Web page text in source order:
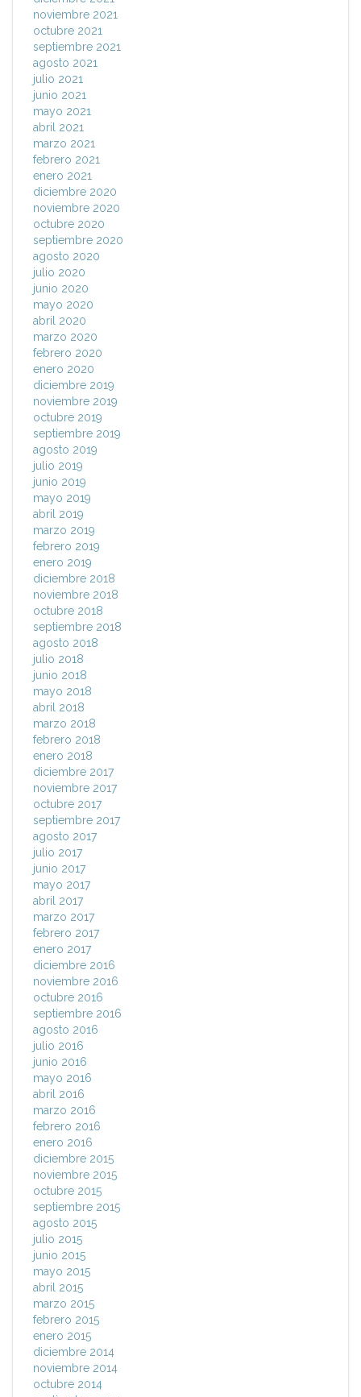
noviembre 2021
octubre 2021
septiembre 2021
agosto 2021
julio 2021
junio 2021
mayo 2021
abril 2021
marzo 2021
febrero 2021
enero 2021
diciembre 2020
noviembre 2020
octubre 2020
septiembre 2020
agosto 2020
julio 2020
junio 2020
mayo 2020
abril 2020
marzo 2020
febrero 2020
enero 2020
diciembre 2019
noviembre 2019
octubre 2019
septiembre 2019
agosto 2019
julio 2019
junio 2019
mayo 2019
abril 2019
marzo 2019
febrero 2019
enero 2019
diciembre 2018
noviembre 2018
octubre 2018
septiembre 2018
agosto 2018
julio 2018
junio 2018
mayo 2018
abril 2018
marzo 2018
febrero 2018
enero 2018
diciembre 2017
noviembre 2017
octubre 2017
septiembre 2017
agosto 2017
julio 2017
junio 2017
mayo 2017
abril 2017
marzo 2017
febrero 2017
enero 2017
diciembre 2016
noviembre 2016
octubre 2016
septiembre 2016
agosto 2016
julio 2016
junio 2016
mayo 2016
abril 2016
marzo 2016
febrero 2016
enero 2016
diciembre 2015
noviembre 2015
octubre 2015
septiembre 2015
agosto 2015
julio 2015
junio 2015
mayo 2015
abril 2015
marzo 2015
febrero 2015
enero 2015
diciembre 2014
noviembre 2014
octubre 2014